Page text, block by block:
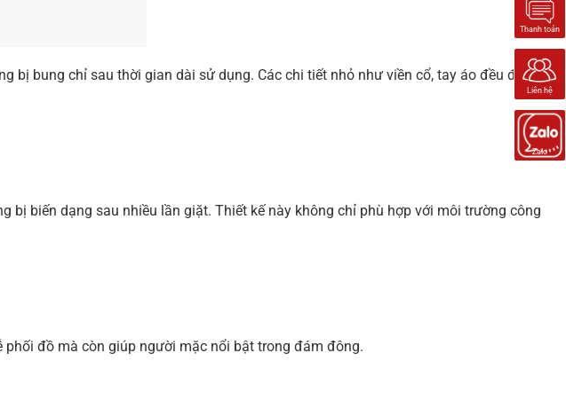
bị bung chỉ sau thời gian dài sử dụng. Các chi tiết nhỏ như viền cổ, tay áo đều được
bị biến dạng sau nhiều lần giặt. Thiết kế này không chỉ phù hợp với môi trường công
đồ mà còn giúp người mặc nổi bật trong đám đông.
Thanh toán
Liên hệ
Zalo